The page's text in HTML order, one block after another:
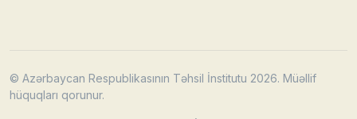
© Azərbaycan Respublikasının Təhsil İnstitutu 2026. Müəllif
hüquqları qorunur.